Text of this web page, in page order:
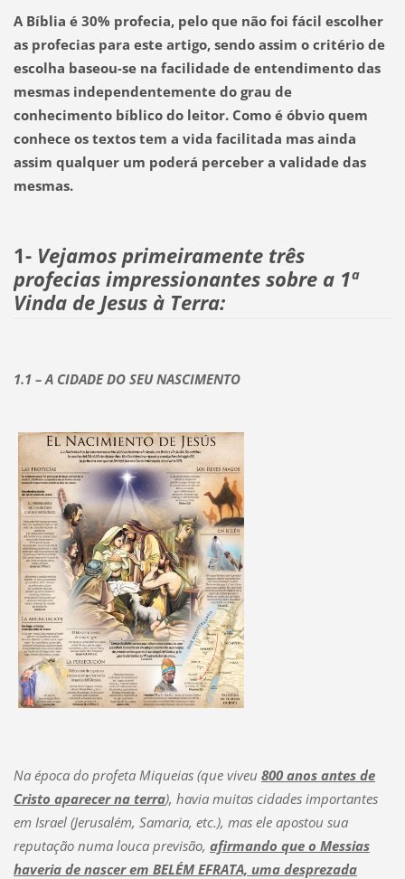
A Bíblia é 30% profecia,pelo que não foi fácil escolher
as profecias para este artigo, sendo assim o critério de
escolha baseou-se na facilidade de entendimento das
mesmasindependentemente do grau de
conhecimento bíblico do leitor.Como é óbvio quem
conhece os textos tem a vida facilitada mas ainda
assim qualquer um poderá perceber a validade das
mesmas.
1- Vejamos primeiramente três
profecias impressionantes sobre a 1ª
Vinda de Jesus à Terra:
1.1 – A CIDADE DO SEU NASCIMENTO
Na época do profeta Miqueias (que viveu 800 anos antes de
Cristo aparecer na terra), havia muitas cidades importantes
em Israel (Jerusalém, Samaria, etc.), mas ele apostou sua
reputação numa louca previsão, afirmando que o Messias
haveria de nascer em BELÉM EFRATA, uma desprezada